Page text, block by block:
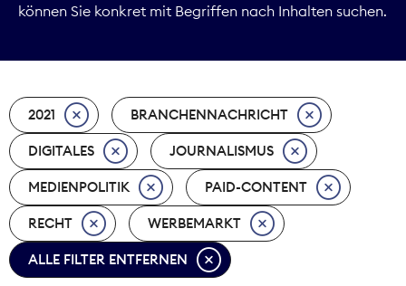
Marktdaten
Nachhaltigkeit
Nachwuchs
Nova Award
Pressefreiheit
können Sie konkret mit Begriffen nach Inhalten suchen.
2021 BRANCHENNACHRICHT
DIGITALES JOURNALISMUS
MEDIENPOLITIK PAID-CONTENT
RECHT WERBEMARKT
ALLE FILTER ENTFERNEN